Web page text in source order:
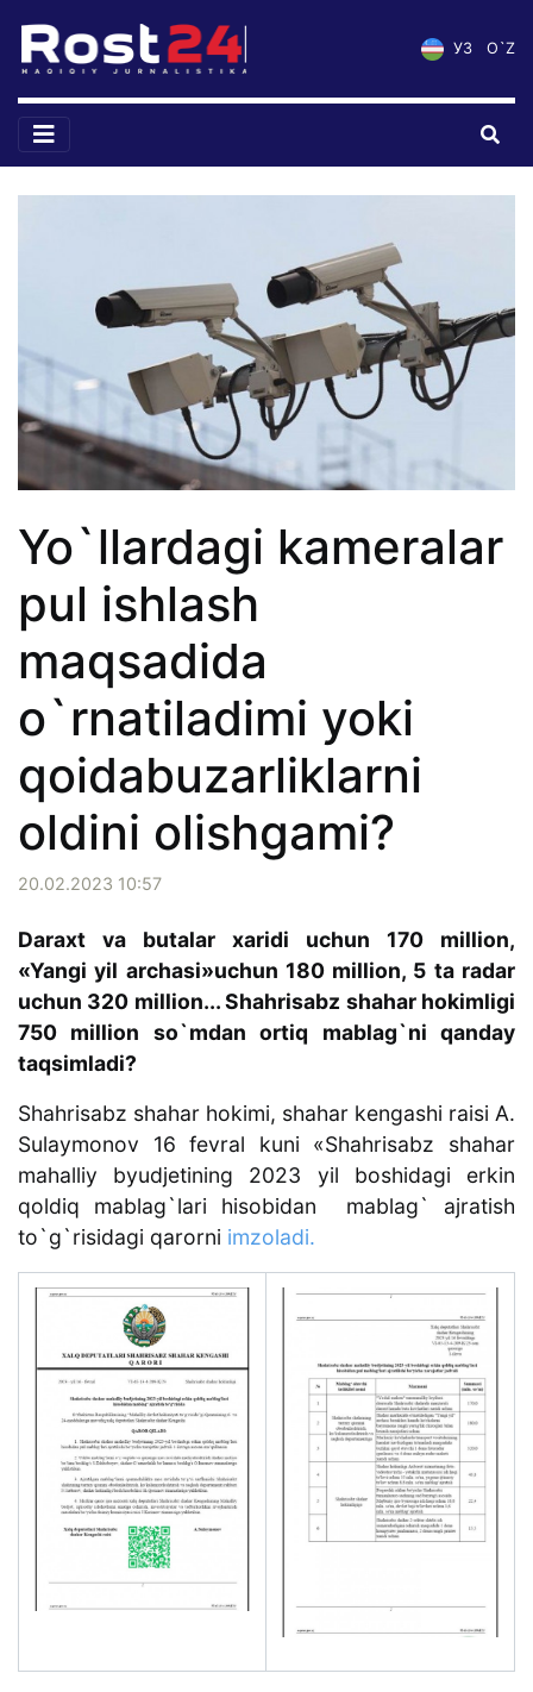
УЗ O`Z
Yo`llardagi kameralar
pul ishlash
maqsadida
o`rnatiladimi yoki
qoidabuzarliklarni
oldini olishgami?
20.02.2023 10:57
Daraxt va butalar xaridi uchun 170 million,
«Yangi yil archasi»uchun 180 million, 5 ta radar
uchun 320 million... Shahrisabz shahar hokimligi
750 million so`mdan ortiq mablag`ni qanday
taqsimladi?
Shahrisabz shahar hokimi, shahar kengashi raisi A.
Sulaymonov 16 fevral kuni «Shahrisabz shahar
mahalliy byudjetining 2023 yil boshidagi erkin
qoldiq mablag`lari hisobidan mablag` ajratish
to`g`risidagi qarorni imzoladi.